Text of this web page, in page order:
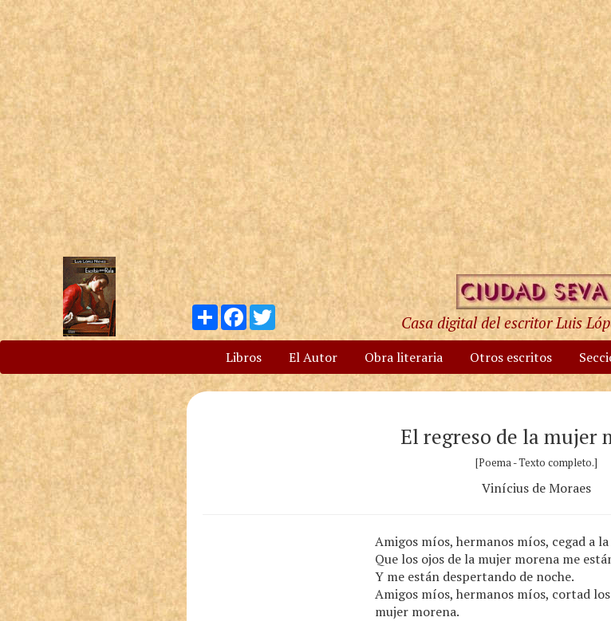
Compartir
Facebook
Twitter
Casa digital del escritor Luis
Libros El Autor Obra literaria Otros escritos
El regreso de la mujer
[Poema - Texto completo.]
Vinícius de Moraes
Amigos míos, hermanos míos, cegad a
Que los ojos de la mujer morena me
Y me están despertando de noche.
Amigos míos, hermanos míos, cortad
mujer morena.